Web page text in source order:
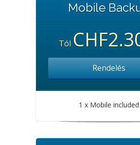
Mobile
Tól
Rendelés
1 x Mobile included